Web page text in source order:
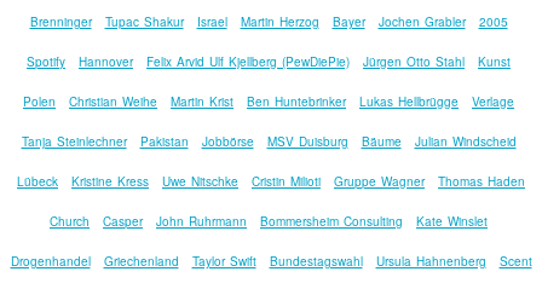
Brenninger Tupac Shakur Israel Martin Herzog Bayer Jochen Grabler 2005
Spotify Hannover Felix Arvid Ulf Kjellberg (PewDiePie) Jürgen Otto Stahl Kunst
Polen Christian Weihe Martin Krist Ben Huntebrinker Lukas Hellbrügge Verlage
Tanja Steinlechner Pakistan Jobbörse MSV Duisburg Bäume Julian Windscheid
Lübeck Kristine Kress Uwe Nitschke Cristin Milioti Gruppe Wagner Thomas Haden
Church Casper John Ruhrmann Bommersheim Consulting Kate Winslet
Drogenhandel Griechenland Taylor Swift Bundestagswahl Ursula Hahnenberg Scent